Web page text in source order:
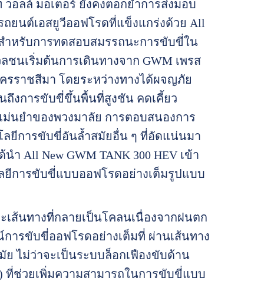
อลล์ มอเตอร์ ยังคงตอกย้ำการส่งมอบ
ยนต์เอสยูวีออฟโรดที่แข็งแกร่งด้วย All
สำหรับการทดสอบสมรรถนะการขับขี่ใน
ชนเริ่มต้นการเดินทางจาก GWM เพรส
รราชสีมา โดยระหว่างทางได้ผจญภัย
ถึงการขับขี่ขึ้นพื้นที่สูงชัน คดเคี้ยว
นยำของพวงมาลัย การตอบสนองการ
ลยีการขับขี่อันล้ำสมัยอื่น ๆ ที่อัดแน่นมา
All New GWM TANK 300 HEV เข้า
ยีการขับขี่แบบออฟโรดอย่างเต็มรูปแบบ
ส้นทางที่กลายเป็นโคลนเนื่องจากฝนตก
ารขับขี่ออฟโรดอย่างเต็มที่ ผ่านเส้นทาง
ไม่ว่าจะเป็นระบบล็อกเฟืองขับด้าน
ที่ช่วยเพิ่มความสามารถในการขับขี่แบบ